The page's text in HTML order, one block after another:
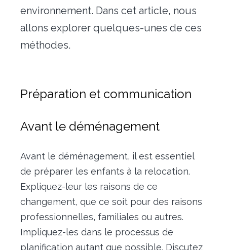
environnement. Dans cet article, nous
allons explorer quelques-unes de ces
méthodes.
Préparation et communication
Avant le déménagement
Avant le déménagement, il est essentiel
de préparer les enfants à la relocation.
Expliquez-leur les raisons de ce
changement, que ce soit pour des raisons
professionnelles, familiales ou autres.
Impliquez-les dans le processus de
planification autant que possible. Discutez